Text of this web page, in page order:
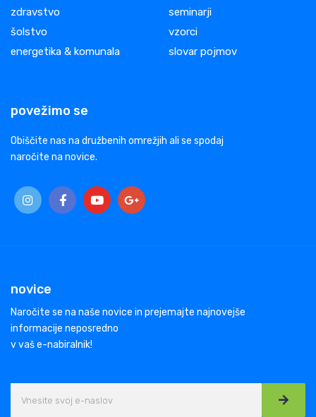
zdravstvo
šolstvo
energetika & komunala
seminarji
vzorci
slovar pojmov
povežimo se
Obiščite nas na družbenih omrežjih ali se spodaj
naročite na novice.
novice
Naročite se na naše novice in prejemajte najnovejše
informacije neposredno
v vaš e-nabiralnik!